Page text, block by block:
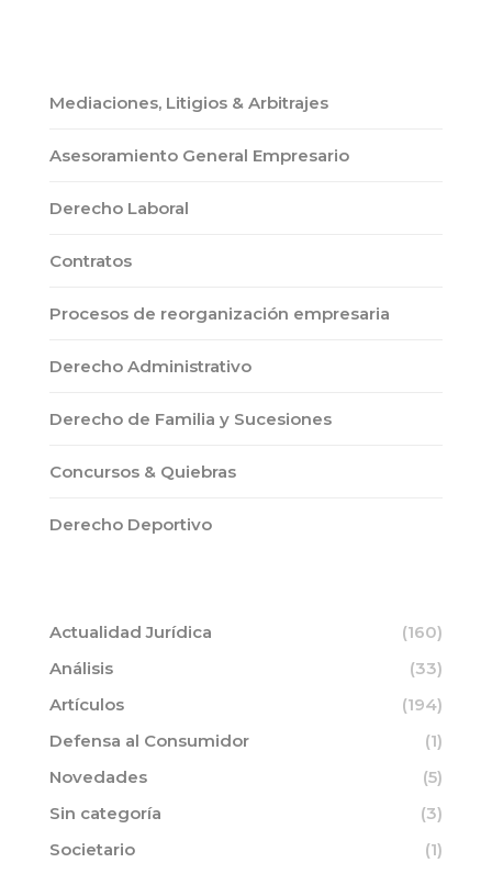
Mediaciones, Litigios & Arbitrajes
Asesoramiento General Empresario
Derecho Laboral
Contratos
Procesos de reorganización empresaria
Derecho Administrativo
Derecho de Familia y Sucesiones
Concursos & Quiebras
Derecho Deportivo
Actualidad Jurídica
(160)
Análisis
(33)
Artículos
(194)
Defensa al Consumidor
(1)
Novedades
(5)
Sin categoría
(3)
Societario
(1)